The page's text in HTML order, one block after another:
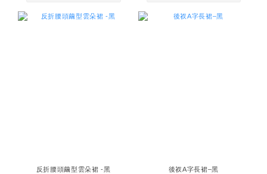
反折腰頭繭型雲朵裙 -黑 後衩A字長裙–黑